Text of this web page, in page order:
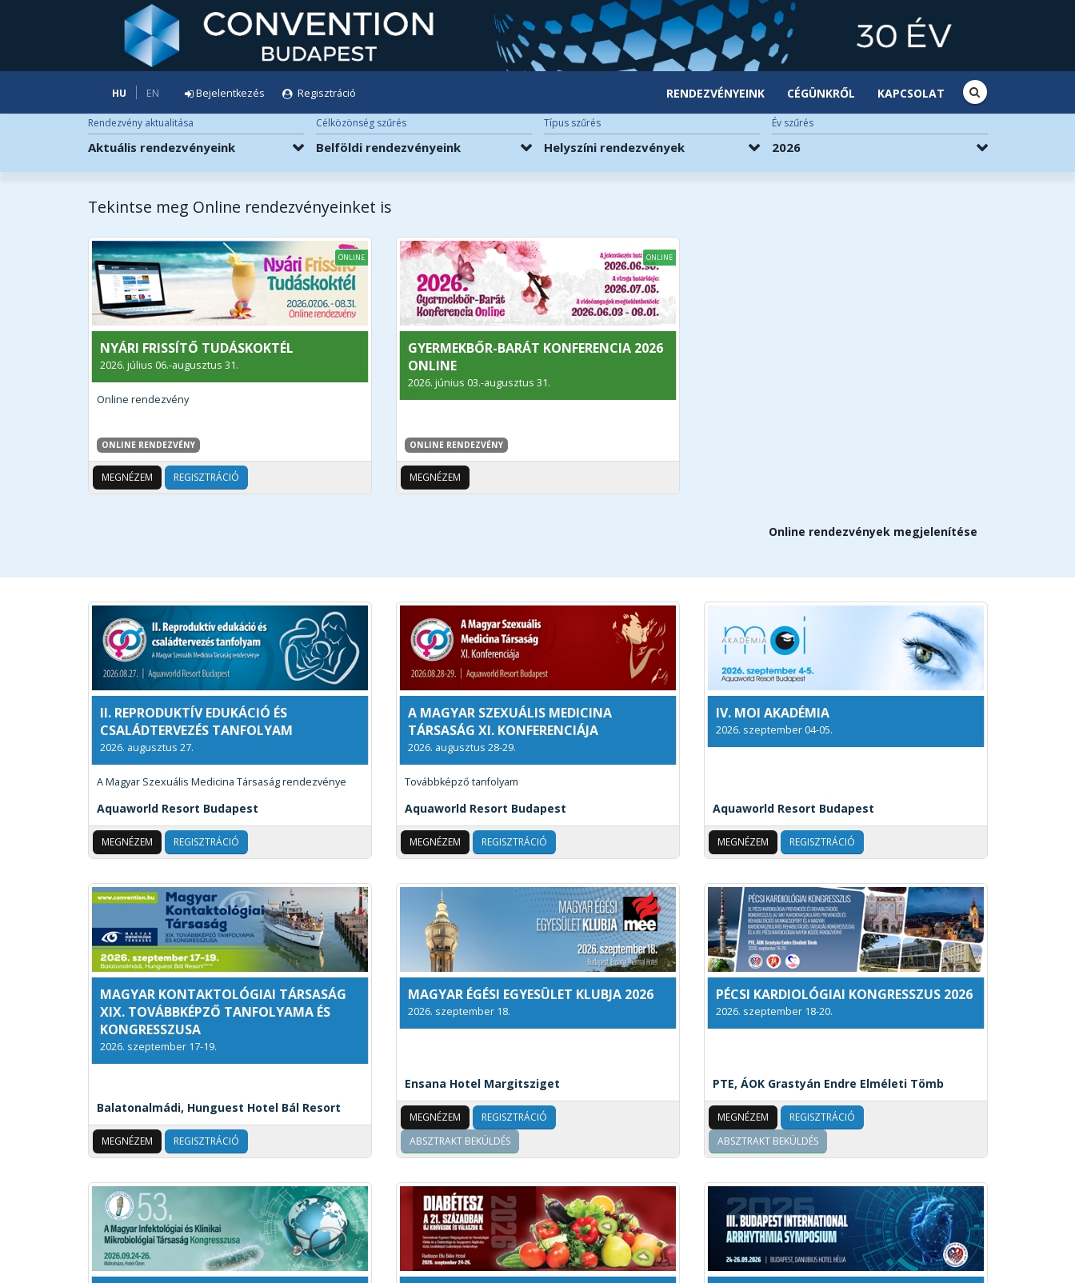
HU EN Bejelentkezés Regisztráció RENDEZVÉNYEINK CÉGÜNKRŐL KAPCSOLAT
Rendezvény aktualitása
Aktuális rendezvényeink
Célközönség szűrés
Belföldi rendezvényeink
Típus szűrés
Helyszíni rendezvények
Év szűrés
2026
Tekintse meg Online rendezvényeinket is
ONLINE
NYÁRI FRISSÍTŐ TUDÁSKOKTÉL
2026. július 06.-augusztus 31.
Online rendezvény
ONLINE RENDEZVÉNY
MEGNÉZEM REGISZTRÁCIÓ
ONLINE
GYERMEKBŐR-BARÁT KONFERENCIA 2026
ONLINE
2026. június 03.-augusztus 31.
ONLINE RENDEZVÉNY
MEGNÉZEM
Online rendezvények megjelenítése
II. REPRODUKTÍV EDUKÁCIÓ ÉS
CSALÁDTERVEZÉS TANFOLYAM
2026. augusztus 27.
A Magyar Szexuális Medicina Társaság rendezvénye
Aquaworld Resort Budapest
MEGNÉZEM REGISZTRÁCIÓ
A MAGYAR SZEXUÁLIS MEDICINA
TÁRSASÁG XI. KONFERENCIÁJA
2026. augusztus 28-29.
Továbbképző tanfolyam
Aquaworld Resort Budapest
MEGNÉZEM REGISZTRÁCIÓ
IV. MOI AKADÉMIA
2026. szeptember 04-05.
Aquaworld Resort Budapest
MEGNÉZEM REGISZTRÁCIÓ
MAGYAR KONTAKTOLÓGIAI TÁRSASÁG
XIX. TOVÁBBKÉPZŐ TANFOLYAMA ÉS
KONGRESSZUSA
2026. szeptember 17-19.
Balatonalmádi, Hunguest Hotel Bál Resort
MEGNÉZEM REGISZTRÁCIÓ
MAGYAR ÉGÉSI EGYESÜLET KLUBJA 2026
2026. szeptember 18.
Ensana Hotel Margitsziget
MEGNÉZEM
REGISZTRÁCIÓ
ABSZTRAKT BEKÜLDÉS
PÉCSI KARDIOLÓGIAI KONGRESSZUS 2026
2026. szeptember 18-20.
PTE, ÁOK Grastyán Endre Elméleti Tömb
MEGNÉZEM
REGISZTRÁCIÓ
ABSZTRAKT BEKÜLDÉS